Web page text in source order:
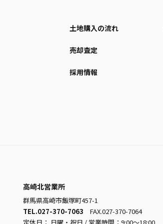
土地購入の流れ
売却査定
採用情報
高崎北営業所
群馬県高崎市飯塚町457-1
TEL.027-370-7063 FAX.027-370-7064